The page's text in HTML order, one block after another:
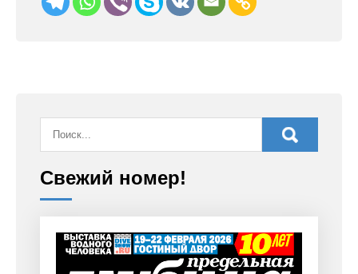
Свежий номер!